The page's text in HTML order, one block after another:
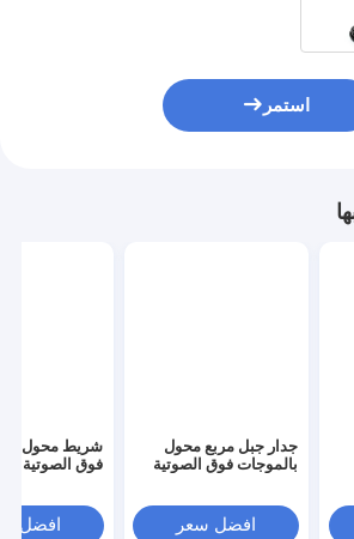
استمر
جدار جبل مربع محول
بالموجات فوق الصوتية
افضل سعر
شريط محول
فوق الصوتية
افضل